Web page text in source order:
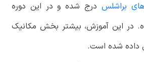
براشلس درج شده و در این دوره
در این آموزش، بیشتر بخش مکانیک
داده شده است.